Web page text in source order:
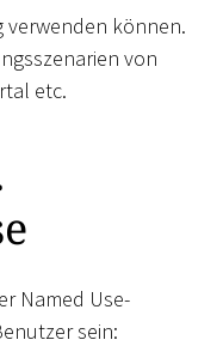
verwenden können.
von
etc.
Named Use-
sein: